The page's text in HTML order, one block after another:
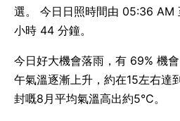
選。 今日日照時間由 05:36
小時 44 分鐘。
今日好大機會落雨，有 69% 機
午氣溫逐漸上升，約在15左右達
封嘅8月平均氣溫高出約5°C。